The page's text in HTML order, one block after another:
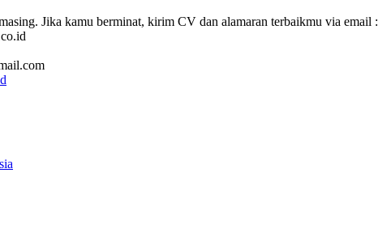
Jika kamu berminat, kirim CV dan alamaran terbaikmu via email :